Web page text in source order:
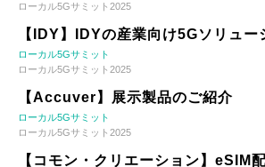
ローカル5Gサミット2025
【IDY】IDYの産業向け5Gソリュー
ローカル5Gサミット
ローカル5Gサミット2025
【Accuver】展示製品のご紹介
ローカル5Gサミット
ローカル5Gサミット2025
【コモン・クリエーション】eSIM